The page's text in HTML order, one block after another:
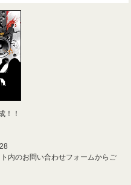
！！
内のお問い合わせフォームからご